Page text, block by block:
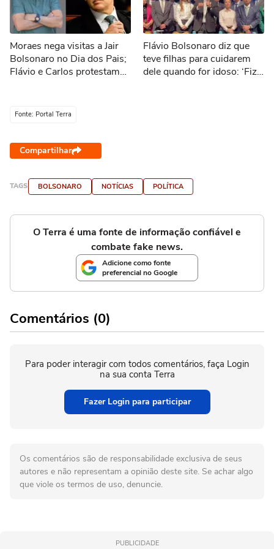
Moraes nega visitas a Jair
Bolsonaro no Dia dos Pais;
Flávio e Carlos protestam
Flávio Bolsonaro diz que
teve filhas para cuidarem
dele quando for idoso: ‘Fiz
Fonte: Portal Terra
Compartilhar
TAGS BOLSONARO NOTÍCIAS POLÍTICA
O Terra é uma fonte de informação confiável e
combate fake news.
Adicione como fonte
preferencial no Google
Comentários (0)
Para poder interagir com todos comentários, faça Login
na sua conta Terra
Fazer Login para participar
Os comentários são de responsabilidade exclusiva de seus
autores e não representam a opinião deste site. Se achar algo
que viole os termos de uso, denuncie.
PUBLICIDADE